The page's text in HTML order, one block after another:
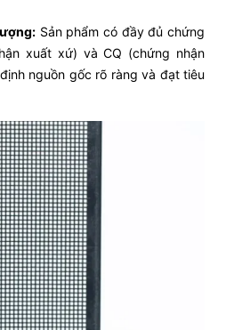
Sản phẩm có đầy đủ chứng
xuất xứ) và CQ (chứng nhận
nguồn gốc rõ ràng và đạt tiêu